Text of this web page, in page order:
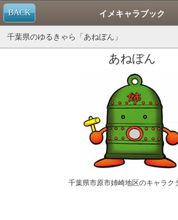
BACK イメキャラブック
千葉県のゆるきゃら「あねぼん」
あねぼん
千葉県市原市姉崎地区のキャラク